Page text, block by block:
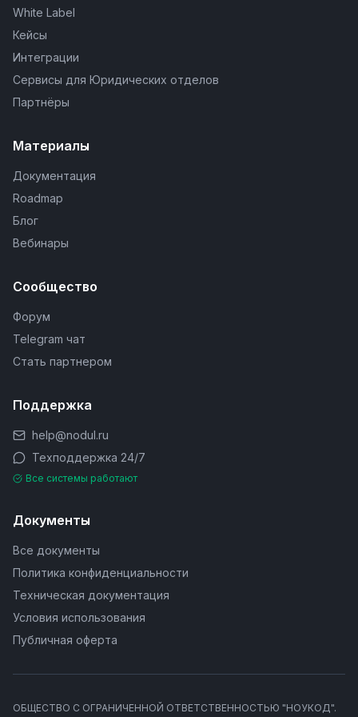
White Label
Кейсы
Интеграции
Сервисы для Юридических отделов
Партнёры
Материалы
Документация
Roadmap
Блог
Вебинары
Сообщество
Форум
Telegram чат
Стать партнером
Поддержка
help@nodul.ru
Техподдержка 24/7
Все системы работают
Документы
Все документы
Политика конфиденциальности
Техническая документация
Условия использования
Публичная оферта
ОБЩЕСТВО С ОГРАНИЧЕННОЙ ОТВЕТСТВЕННОСТЬЮ "НОУКОД".